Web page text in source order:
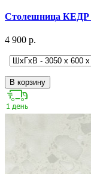
Столешница КЕДР
4 900 р.
В корзину